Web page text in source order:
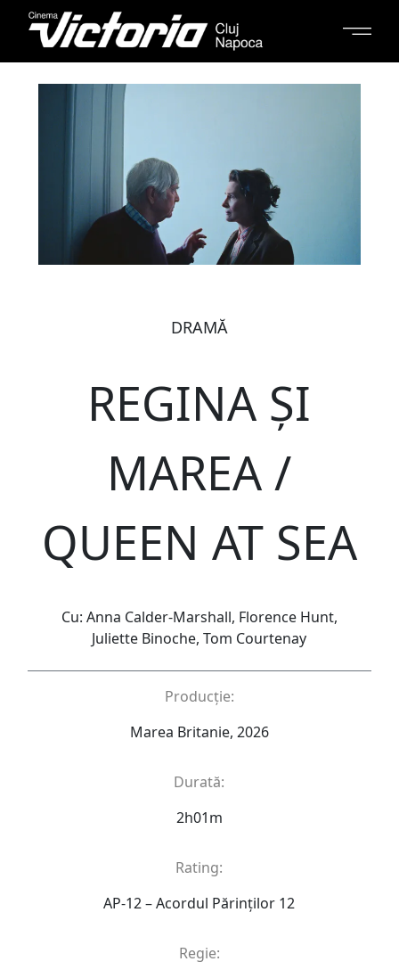
DRAMĂ
REGINA ȘI
MAREA /
QUEEN AT SEA
Cu: Anna Calder-Marshall, Florence Hunt,
Juliette Binoche, Tom Courtenay
Producție:
Marea Britanie, 2026
Durată:
2h01m
Rating:
AP-12 – Acordul Părinţilor 12
Regie: